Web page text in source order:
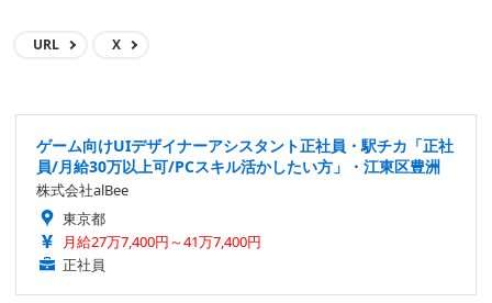
URL X
ゲーム向けUIデザイナーアシスタント正社員・駅チカ「正社
員/月給30万以上可/PCスキル活かしたい方」・江東区豊洲
株式会社alBee
東京都
月給27万7,400円～41万7,400円
正社員